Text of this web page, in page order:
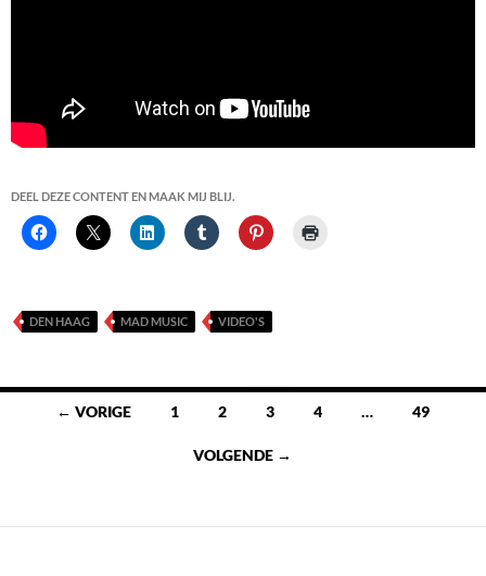
DEEL DEZE CONTENT EN MAAK MIJ BLIJ.
DEN HAAG MAD MUSIC VIDEO'S
Berichten
← VORIGE 1 2 3 4 … 49
VOLGENDE →